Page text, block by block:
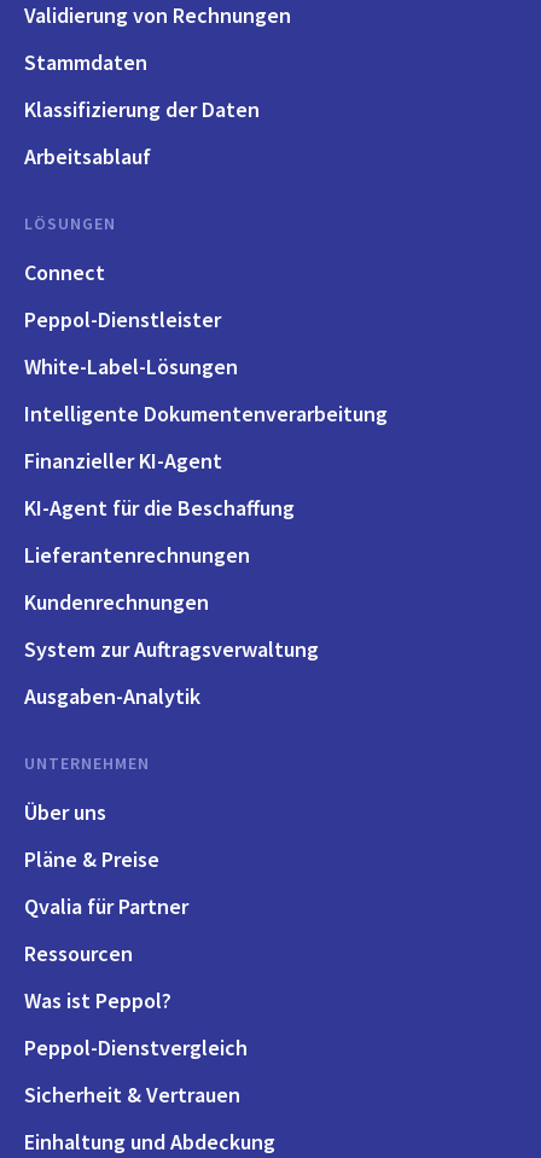
Validierung von Rechnungen
Stammdaten
Klassifizierung der Daten
Arbeitsablauf
LÖSUNGEN
Connect
Peppol-Dienstleister
White-Label-Lösungen
Intelligente Dokumentenverarbeitung
Finanzieller KI-Agent
KI-Agent für die Beschaffung
Lieferantenrechnungen
Kundenrechnungen
System zur Auftragsverwaltung
Ausgaben-Analytik
UNTERNEHMEN
Über uns
Pläne & Preise
Qvalia für Partner
Ressourcen
Was ist Peppol?
Peppol-Dienstvergleich
Sicherheit & Vertrauen
Einhaltung und Abdeckung